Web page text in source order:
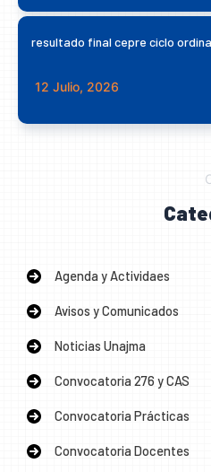
resultado final cepre ciclo
12 Julio, 2026
Agenda y Actividaes
Avisos y Comunicados
Noticias Unajma
Convocatoria 276 y CAS
Convocatoria Prácticas
Convocatoria Docentes